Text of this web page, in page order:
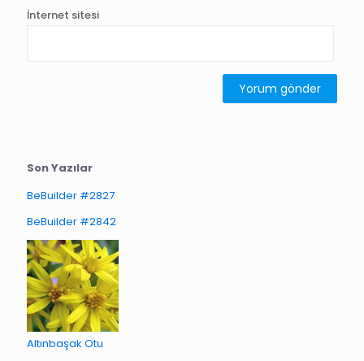
İnternet sitesi
Son Yazılar
BeBuilder #2827
BeBuilder #2842
Altınbaşak Otu